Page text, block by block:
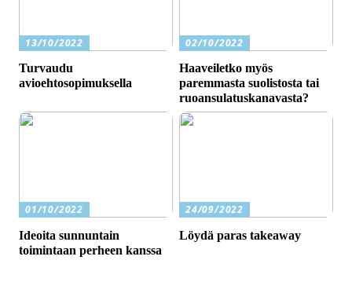
13/10/2022
Turvaudu
avioehtosopimuksella
02/10/2022
Haaveiletko myös
paremmasta suolistosta tai
ruoansulatuskanavasta?
01/10/2022
Ideoita sunnuntain
toimintaan perheen kanssa
24/09/2022
Löydä paras takeaway